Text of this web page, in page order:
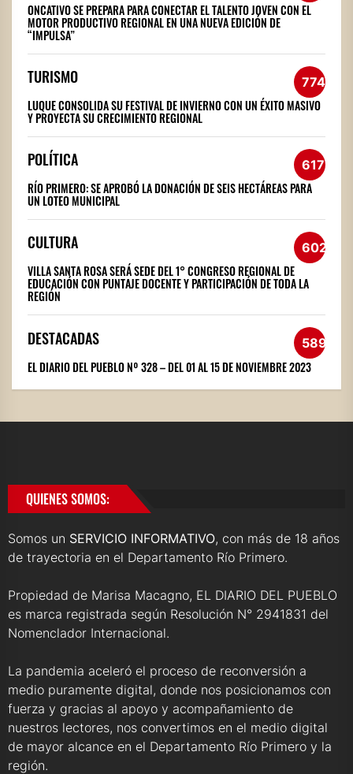
ONCATIVO SE PREPARA PARA CONECTAR EL TALENTO JOVEN CON EL
MOTOR PRODUCTIVO REGIONAL EN UNA NUEVA EDICIÓN DE
“IMPULSA”
TURISMO 774
LUQUE CONSOLIDA SU FESTIVAL DE INVIERNO CON UN ÉXITO MASIVO
Y PROYECTA SU CRECIMIENTO REGIONAL
POLÍTICA 617
RÍO PRIMERO: SE APROBÓ LA DONACIÓN DE SEIS HECTÁREAS PARA
UN LOTEO MUNICIPAL
CULTURA 602
VILLA SANTA ROSA SERÁ SEDE DEL 1° CONGRESO REGIONAL DE
EDUCACIÓN CON PUNTAJE DOCENTE Y PARTICIPACIÓN DE TODA LA
REGIÓN
DESTACADAS 589
EL DIARIO DEL PUEBLO Nº 328 – DEL 01 AL 15 DE NOVIEMBRE 2023
QUIENES SOMOS:
Somos un SERVICIO INFORMATIVO, con más de 18 años
de trayectoria en el Departamento Río Primero.
Propiedad de Marisa Macagno, EL DIARIO DEL PUEBLO
es marca registrada según Resolución N° 2941831 del
Nomenclador Internacional.
La pandemia aceleró el proceso de reconversión a
medio puramente digital, donde nos posicionamos con
fuerza y gracias al apoyo y acompañamiento de
nuestros lectores, nos convertimos en el medio digital
de mayor alcance en el Departamento Río Primero y la
región.